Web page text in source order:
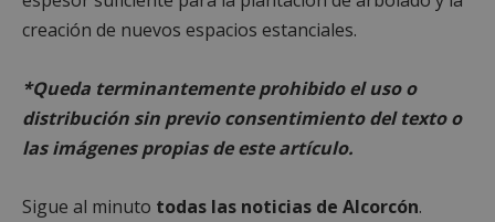
creación de nuevos espacios estanciales.
*Queda terminantemente prohibido el uso o
distribución sin previo consentimiento del texto o
las imágenes propias de este artículo.
Sigue al minuto todas las noticias de Alcorcón.
Cookies de
Cookies de
Cookies no clasificadas